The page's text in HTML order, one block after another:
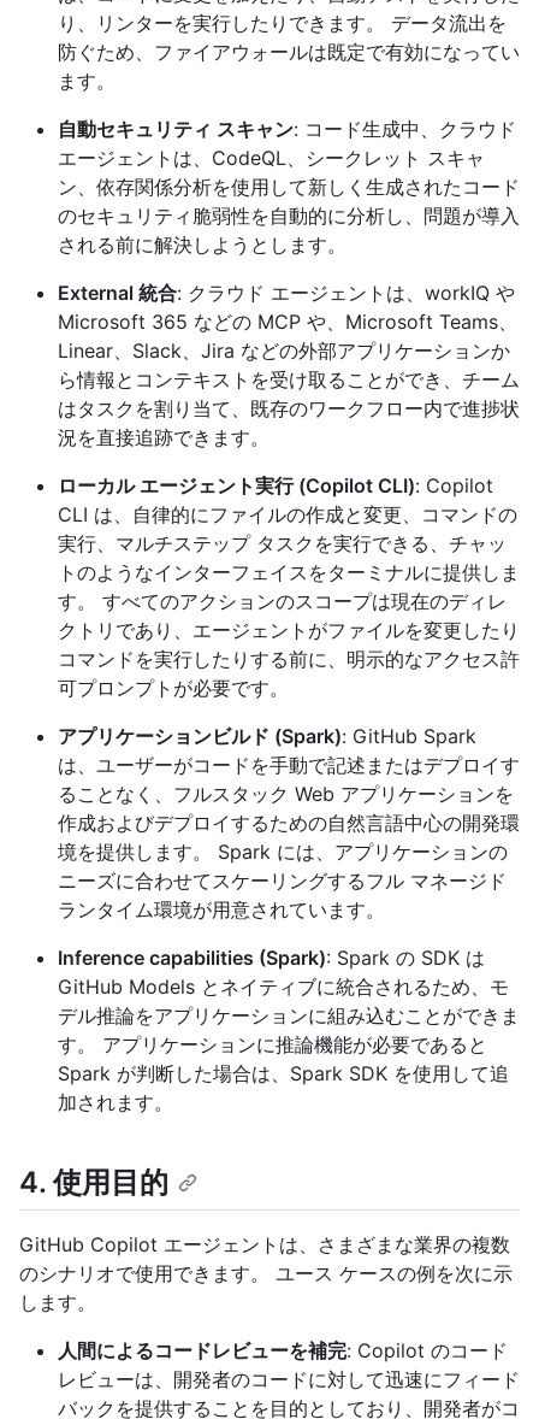
り、リンターを実行したりできます。 データ流出を
防ぐため、ファイアウォールは既定で有効になってい
ます。
自動セキュリティ スキャン: コード生成中、クラウド
エージェントは、CodeQL、シークレット スキャ
ン、依存関係分析を使用して新しく生成されたコード
のセキュリティ脆弱性を自動的に分析し、問題が導入
される前に解決しようとします。
External 統合: クラウド エージェントは、workIQ や
Microsoft 365 などの MCP や、Microsoft Teams、
Linear、Slack、Jira などの外部アプリケーションか
ら情報とコンテキストを受け取ることができ、チーム
はタスクを割り当て、既存のワークフロー内で進捗状
況を直接追跡できます。
ローカル エージェント実行 (Copilot CLI): Copilot
CLI は、自律的にファイルの作成と変更、コマンドの
実行、マルチステップ タスクを実行できる、チャッ
トのようなインターフェイスをターミナルに提供しま
す。 すべてのアクションのスコープは現在のディレ
クトリであり、エージェントがファイルを変更したり
コマンドを実行したりする前に、明示的なアクセス許
可プロンプトが必要です。
アプリケーションビルド (Spark): GitHub Spark
は、ユーザーがコードを手動で記述またはデプロイす
ることなく、フルスタック Web アプリケーションを
作成およびデプロイするための自然言語中心の開発環
境を提供します。 Spark には、アプリケーションの
ニーズに合わせてスケーリングするフル マネージド
ランタイム環境が用意されています。
Inference capabilities (Spark): Spark の SDK は
GitHub Models とネイティブに統合されるため、モ
デル推論をアプリケーションに組み込むことができま
す。 アプリケーションに推論機能が必要であると
Spark が判断した場合は、Spark SDK を使用して追
加されます。
4. 使用目的
GitHub Copilot エージェントは、さまざまな業界の複数
のシナリオで使用できます。 ユース ケースの例を次に示
します。
人間によるコードレビューを補完: Copilot のコード
レビューは、開発者のコードに対して迅速にフィード
バックを提供することを目的としており、開発者がコ